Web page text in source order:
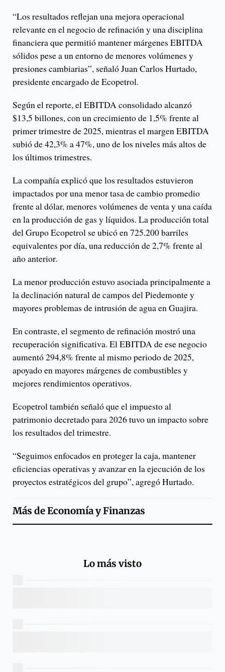
“Los resultados reflejan una mejora operacional
relevante en el negocio de refinación y una disciplina
financiera que permitió mantener márgenes EBITDA
sólidos pese a un entorno de menores volúmenes y
presiones cambiarias”, señaló Juan Carlos Hurtado,
presidente encargado de Ecopetrol.
Según el reporte, el EBITDA consolidado alcanzó
$13,5 billones, con un crecimiento de 1,5% frente al
primer trimestre de 2025, mientras el margen EBITDA
subió de 42,3% a 47%, uno de los niveles más altos de
los últimos trimestres.
La compañía explicó que los resultados estuvieron
impactados por una menor tasa de cambio promedio
frente al dólar, menores volúmenes de venta y una caída
en la producción de gas y líquidos. La producción total
del Grupo Ecopetrol se ubicó en 725.200 barriles
equivalentes por día, una reducción de 2,7% frente al
año anterior.
La menor producción estuvo asociada principalmente a
la declinación natural de campos del Piedemonte y
mayores problemas de intrusión de agua en Guajira.
En contraste, el segmento de refinación mostró una
recuperación significativa. El EBITDA de ese negocio
aumentó 294,8% frente al mismo periodo de 2025,
apoyado en mayores márgenes de combustibles y
mejores rendimientos operativos.
Ecopetrol también señaló que el impuesto al
patrimonio decretado para 2026 tuvo un impacto sobre
los resultados del trimestre.
“Seguimos enfocados en proteger la caja, mantener
eficiencias operativas y avanzar en la ejecución de los
proyectos estratégicos del grupo”, agregó Hurtado.
Más deEconomía y Finanzas
Lo más visto